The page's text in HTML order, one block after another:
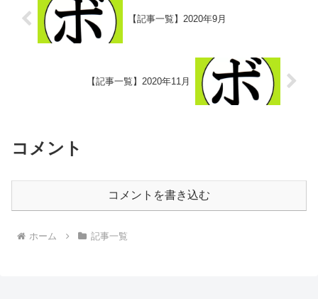
【記事一覧】2020年9月
【記事一覧】2020年11月
コメント
コメントを書き込む
ホーム 記事一覧